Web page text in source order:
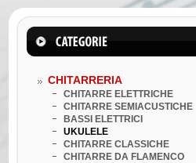
CHITARRERIA
CHITARRE ELETTRICHE
CHITARRE SEMIACUSTICHE
BASSI ELETTRICI
UKULELE
CHITARRE CLASSICHE
CHITARRE DA FLAMENCO